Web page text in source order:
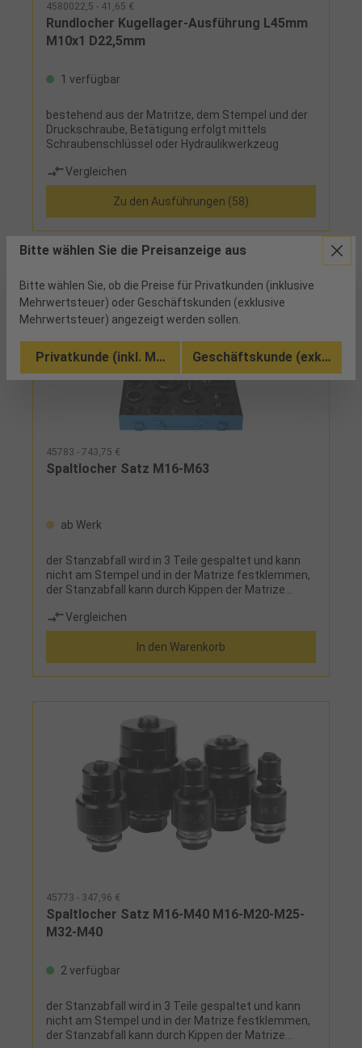
4580022,5 - 41,65 €
Rundlocher Kugellager-Ausführung L45mm
M10x1 D22,5mm
1 verfügbar
bestehend aus der Matritze, dem Stempel und der
Druckschraube, Betätigung erfolgt mittels
Schraubenschlüssel oder Hydraulikwerkzeug
Vergleichen
Zu den Ausführungen (58)
45783 - 743,75 €
Spaltlocher Satz M16-M63
ab Werk
der Stanzabfall wird in 3 Teile gespaltet und kann
nicht am Stempel und in der Matrize festklemmen,
der Stanzabfall kann durch Kippen der Matrize
Locher Ø 16,5 mm = M16; 20,5 mm = M20; 25,5 mm
= M25; 32,5 mm = M32; 40,5 mm = M40; 50,5 mm =
M50; 63,5 mm = M63 mit Kugellager-Schrauben,
Schraubenloch-Stufenbohrer, im Stahlblechkoffer
Vergleichen
In den Warenkorb
45773 - 347,96 €
Spaltlocher Satz M16-M40 M16-M20-M25-
M32-M40
2 verfügbar
der Stanzabfall wird in 3 Teile gespaltet und kann
nicht am Stempel und in der Matrize festklemmen,
der Stanzabfall kann durch Kippen der Matrize
Bitte wählen Sie die Preisanzeige aus
Bitte wählen Sie, ob die Preise für Privatkunden (inklusive
Mehrwertsteuer) oder Geschäftskunden (exklusive
Mehrwertsteuer) angezeigt werden sollen.
Privatkunde (inkl. MwSt.) Geschäftskunde (exkl.